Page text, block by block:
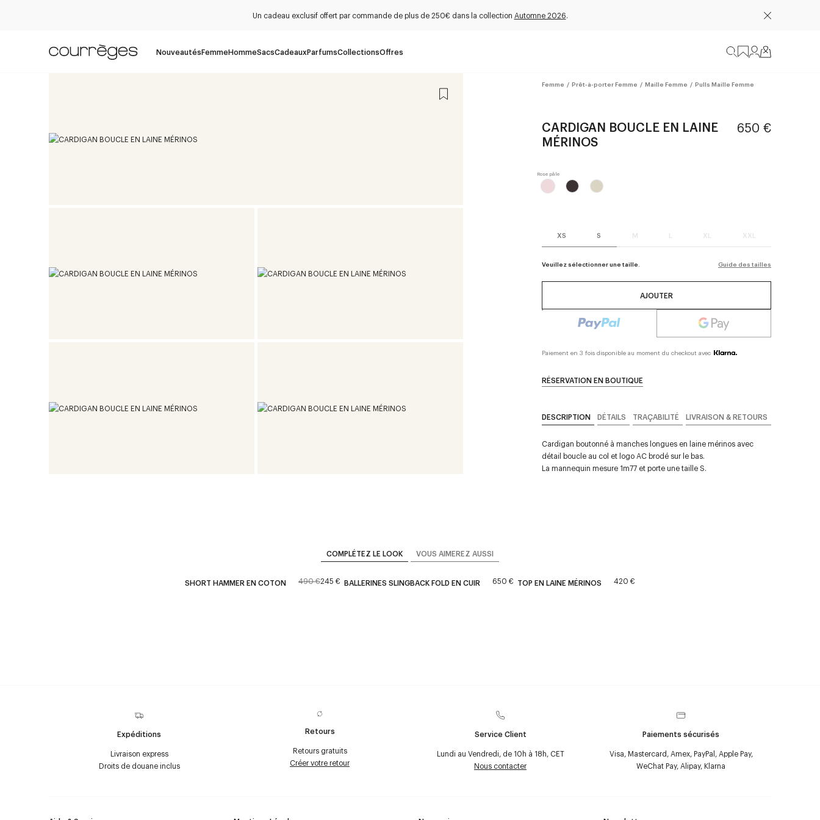
Un cadeau exclusif offert par commande de plus de 250€ dans la collection Automne 2026.
NouveautésFemmeHommeSacsCadeauxParfumsCollectionsOffres
Femme / Prêt-à-porter Femme / Maille Femme / Pulls Maille Femme
CARDIGAN BOUCLE EN LAINE
MÉRINOS
650 €
XS S M L XL XXL
Veuillez sélectionner une taille. Guide des tailles
AJOUTER
Paiement en 3 fois disponible au moment du checkout avec
RÉSERVATION EN BOUTIQUE
DESCRIPTION DÉTAILS TRAÇABILITÉ LIVRAISON & RETOURS
Cardigan boutonné à manches longues en laine mérinos avec
détail boucle au col et logo AC brodé sur le bas.
La mannequin mesure 1m77 et porte une taille S.
COMPLÉTEZ LE LOOK VOUS AIMEREZ AUSSI
SHORT HAMMER EN COTON 490 €245 € BALLERINES SLINGBACK FOLD EN CUIR 650 € TOP EN LAINE MÉRINOS 420 €
Expéditions
Livraison express
Droits de douane inclus
Retours
Retours gratuits
Créer votre retour
Service Client
Lundi au Vendredi, de 10h à 18h, CET
Nous contacter
Paiements sécurisés
Visa, Mastercard, Amex, PayPal, Apple Pay,
WeChat Pay, Alipay, Klarna